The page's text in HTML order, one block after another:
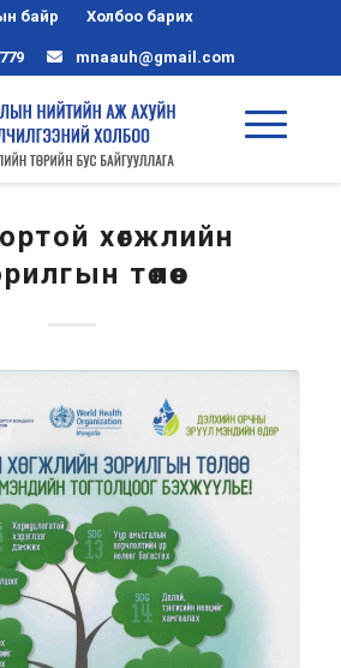
байр Холбоо барих
mnaauh@gmail.com
хөгжлийн
төлөө